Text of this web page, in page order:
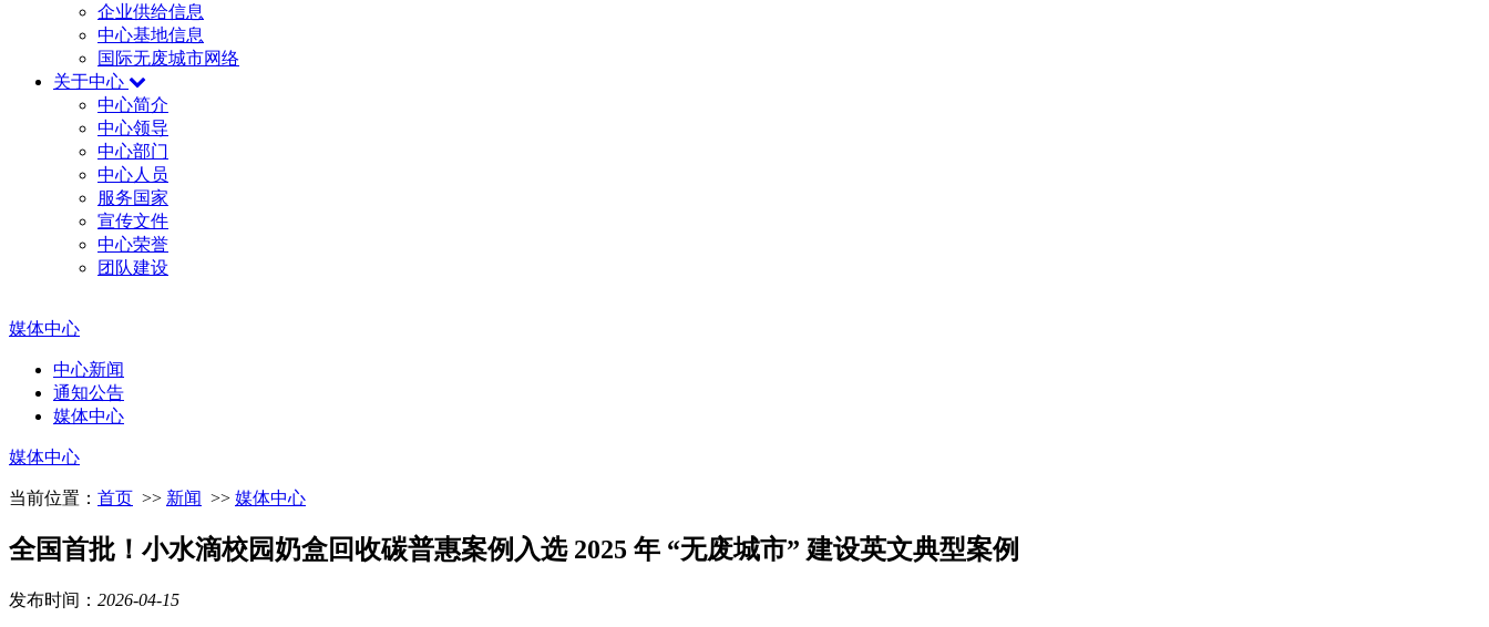
企业供给信息
中心基地信息
国际无废城市网络
关于中心
中心简介
中心领导
中心部门
中心人员
服务国家
宣传文件
中心荣誉
团队建设
媒体中心
中心新闻
通知公告
媒体中心
媒体中心
当前位置： 首页 >> 新闻 >> 媒体中心
全国首批！小水滴校园奶盒回收碳普惠案例入选 2025 年 “无废城市” 建设英文典型案例
发布时间： 2026-04-15